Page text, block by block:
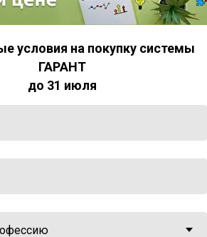
«Гарант» стала
премии «Время
ГАРАНТ
правовая информация
для максимально
работы с ней.
условия на покупку системы
ГАРАНТ
до 31 июля